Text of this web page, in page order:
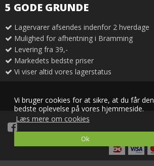
Vi bruger cookies for at sikre, at du får den
bedste oplevelse på vores hjemmeside.
Læs mere om cookies
Ok
5 GODE GRUNDE
Lagervarer afsendes indenfor 2 hverdage
Mulighed for afhentning i Bramming
Levering fra 39,-
Markedets bedste priser
Vi viser altid vores lagerstatus